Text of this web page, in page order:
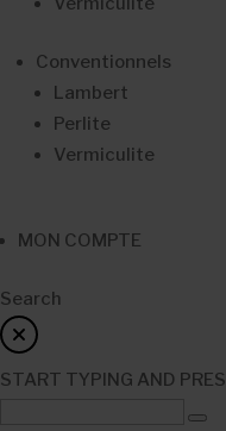
Conventionnels
Lambert
Perlite
Vermiculite
MON COMPTE
Search
START TYPING AND